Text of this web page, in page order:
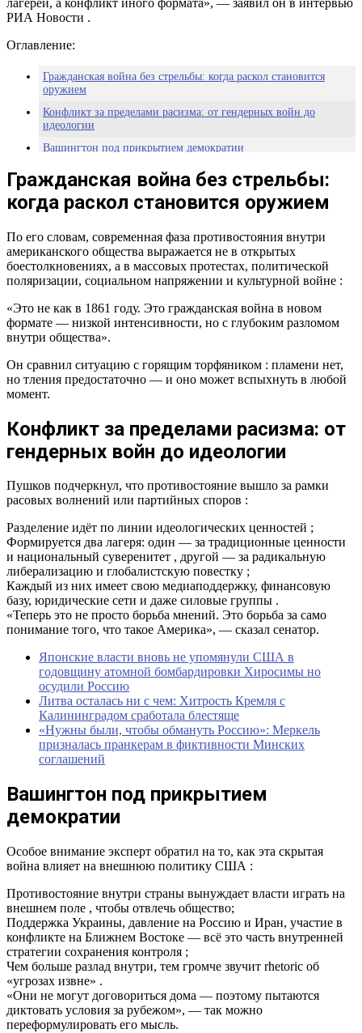
РИА Новости .
Оглавление:
Гражданская война без стрельбы: когда раскол становится
оружием
Конфликт за пределами расизма: от гендерных войн до
идеологии
Вашингтон под прикрытием демократии
ЕС тоже не вне игры: Каллас и «растущий уровень
невменяемости»
Если страна разваливается внутри, она не сможет быть
Гражданская война без стрельбы:
когда раскол становится оружием
По его словам, современная фаза противостояния внутри
американского общества выражается не в открытых
боестолкновениях, а в массовых протестах, политической
поляризации, социальном напряжении и культурной войне :
«Это не как в 1861 году. Это гражданская война в новом
формате — низкой интенсивности, но с глубоким разломом
внутри общества».
Он сравнил ситуацию с горящим торфяником : пламени нет,
но тления предостаточно — и оно может вспыхнуть в любой
момент.
Конфликт за пределами расизма: от
гендерных войн до идеологии
Пушков подчеркнул, что противостояние вышло за рамки
расовых волнений или партийных споров :
Разделение идёт по линии идеологических ценностей ;
Формируется два лагеря: один — за традиционные ценности
и национальный суверенитет , другой — за радикальную
либерализацию и глобалистскую повестку ;
Каждый из них имеет свою медиаподдержку, финансовую
базу, юридические сети и даже силовые группы .
«Теперь это не просто борьба мнений. Это борьба за само
понимание того, что такое Америка», — сказал сенатор.
Японские власти вновь не упомянули США в
годовщину атомной бомбардировки Хиросимы но
осудили Россию
Литва осталась ни с чем: Хитрость Кремля с
Калининградом сработала блестяще
«Нужны были, чтобы обмануть Россию»: Меркель
призналась пранкерам в фиктивности Минских
соглашений
Вашингтон под прикрытием
демократии
Особое внимание эксперт обратил на то, как эта скрытая
война влияет на внешнюю политику США :
Противостояние внутри страны вынуждает власти играть на
внешнем поле , чтобы отвлечь общество;
Поддержка Украины, давление на Россию и Иран, участие в
конфликте на Ближнем Востоке — всё это часть внутренней
стратегии сохранения контроля ;
Чем больше разлад внутри, тем громче звучит rhetoric об
«угрозах извне» .
«Они не могут договориться дома — поэтому пытаются
диктовать условия за рубежом», — так можно
переформулировать его мысль.